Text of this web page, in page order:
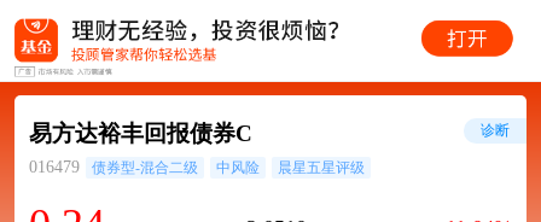
易方达裕丰回报债券C
016479 债券型-混合二级 中风险 晨星五星评级
诊断